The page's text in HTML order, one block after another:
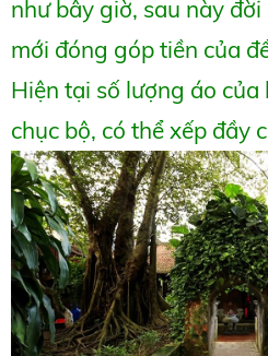
như bây giờ, sau này
mới đóng góp tiền của
Hiện tại số lượng áo của
chục bộ, có thể xếp đầy